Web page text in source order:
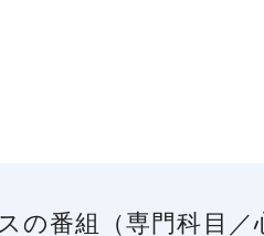
の番組（専門科目／